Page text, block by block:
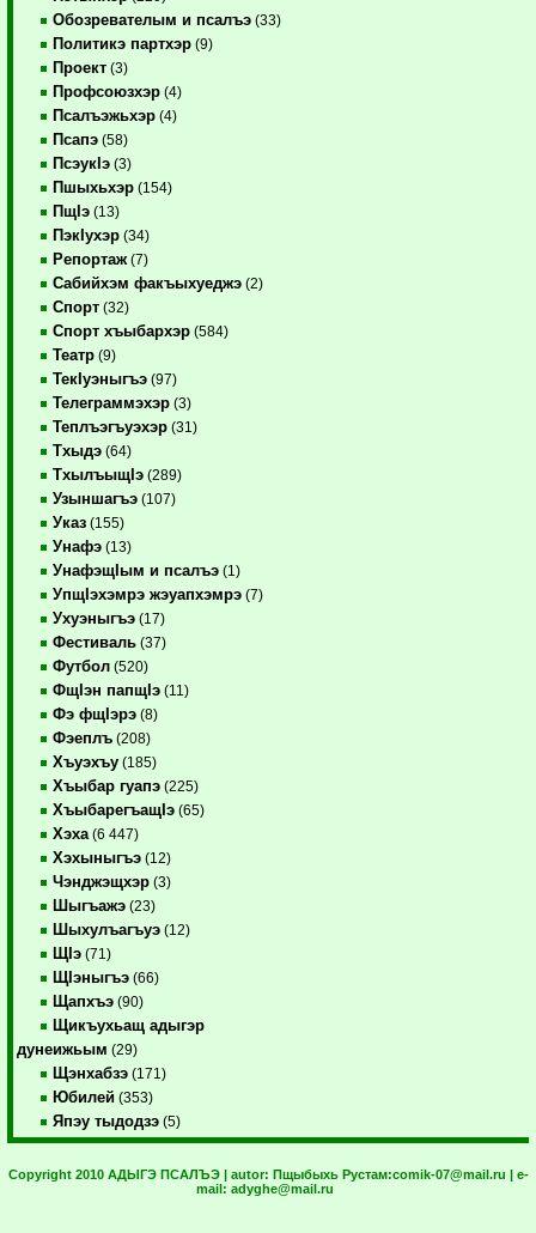
Обозревателым и псалъэ (33)
Политикэ партхэр (9)
Проект (3)
Профсоюзхэр (4)
Псалъэжьхэр (4)
Псапэ (58)
ПсэукIэ (3)
Пшыхьхэр (154)
ПщIэ (13)
ПэкIухэр (34)
Репортаж (7)
Сабийхэм факъыхуеджэ (2)
Спорт (32)
Спорт хъыбархэр (584)
Театр (9)
ТекIуэныгъэ (97)
Телеграммэхэр (3)
Теплъэгъуэхэр (31)
Тхыдэ (64)
ТхылъыщIэ (289)
Узыншагъэ (107)
Указ (155)
Унафэ (13)
УнафэщIым и псалъэ (1)
УпщIэхэмрэ жэуапхэмрэ (7)
Ухуэныгъэ (17)
Фестиваль (37)
Футбол (520)
ФщIэн папщIэ (11)
Фэ фщIэрэ (8)
Фэеплъ (208)
Хъуэхъу (185)
Хъыбар гуапэ (225)
ХъыбарегъащIэ (65)
Хэха (6 447)
Хэхыныгъэ (12)
Чэнджэщхэр (3)
Шыгъажэ (23)
Шыхулъагъуэ (12)
ЩIэ (71)
ЩIэныгъэ (66)
Щапхъэ (90)
Щикъухьащ адыгэр
дунеижьым (29)
Щэнхабзэ (171)
Юбилей (353)
Япэу тыдодзэ (5)
Copyright 2010 АДЫГЭ ПСАЛЪЭ | autor: Пщыбыхь Рустам:comik-07@mail.ru | e-
mail: adyghe@mail.ru